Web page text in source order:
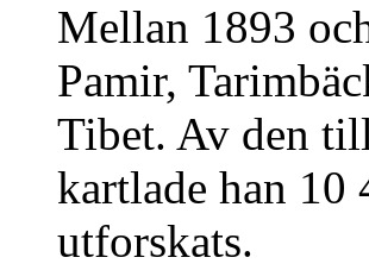
Mellan 1893
Pamir,
Tibet. Av den
kartlade han 10
utforskats.